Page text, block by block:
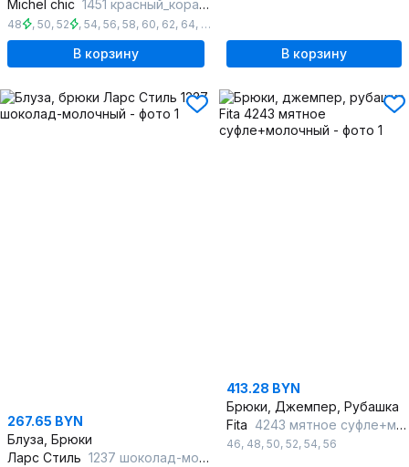
Michel chic 1451 красный_коралл
48 , 50, 52 , 54, 56, 58, 60, 62, 64, 66
В корзину В корзину
267.65 BYN
Блуза, Брюки
Ларс Стиль 1237 шоколад-молочный
413.28 BYN
Брюки, Джемпер, Рубашка
Fita 4243 мятное суфле+молочный
46, 48, 50, 52, 54, 56